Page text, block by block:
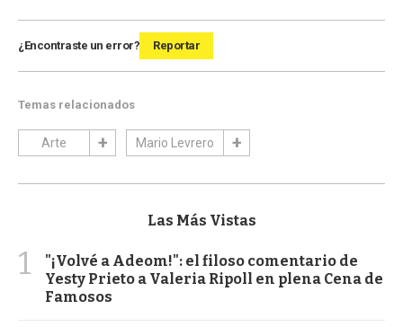
¿Encontraste un error? Reportar
Temas relacionados
Arte Mario Levrero
Las Más Vistas
1
"¡Volvé a Adeom!": el filoso comentario de
Yesty Prieto a Valeria Ripoll en plena Cena de
Famosos